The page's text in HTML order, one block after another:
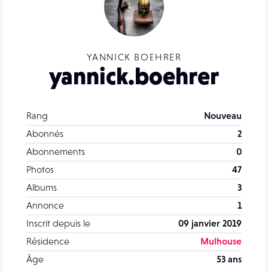
YANNICK BOEHRER
yannick.boehrer
Rang
Nouveau
Abonnés
2
Abonnements
0
Photos
47
Albums
3
Annonce
1
Inscrit depuis le
09 janvier 2019
Résidence
Mulhouse
Âge
53 ans